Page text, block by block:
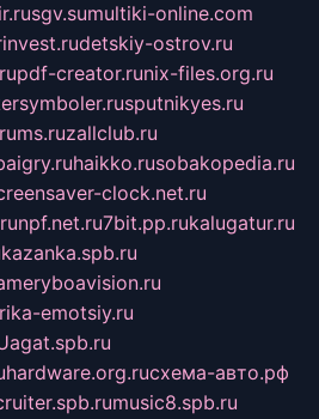
sgv.sumultiki-online.com
detskiy-ostrov.ru
pdf-creator.runix-files.org.ru
sputnikyes.ru
zallclub.ru
haikko.rusobakopedia.ru
clock.net.ru
npf.net.ru7bit.pp.rukalugatur.ru
kazanka.spb.ru
emotsiy.ru
agat.spb.ru
hardware.org.ruсхема-авто.рф
music8.spb.ru